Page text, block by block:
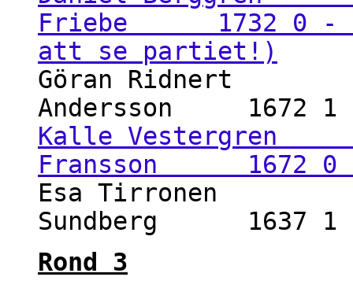
Friebe 1732 0 - 1
att se partiet!)
Göran Ridnert
Andersson 1672 1
Kalle Vestergren
Fransson 1672 0
Esa Tirronen
Sundberg 1637 1
Rond 3